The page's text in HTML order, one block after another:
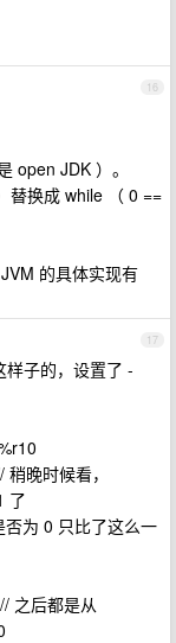
16
open JDK ）。
替换成 while （ 0 ==
的具体实现有
17
样子的，设置了 -
晚时候看，
了
为 0 只比了这么一
之后都是从